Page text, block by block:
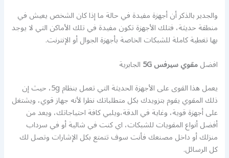
والجدير بالذكر أن أجهزة مفيدة في حالة ما إذا كان الشخص يعيش في
منطقة حديثة، فتلك الأجهزة تكون مفيدة في تلك الأماكن التي لا يوجد
بها تغطية كاملة للشبكات الخاصة بأجهزة الجوال أو الإنترنت.
افضلمقوي سيرفس 5G
الجابرية
يعمل هذا القوى على الأجهزة الحديثة التي تعمل بنظام 5g، حيث إن
ذلك المقوي يقوم بتزويدك بكل متطلباتك نظرا لأنه جهاز قوي، ويشتغل
على أجهزة قوية، وغاية في الدقة،ويلبي كافة احتياجاتك، ويعد من
أفضل أنواع المقويات للشبكات، اي كنت في شالية أو في سرداب
منزلك أو داخل مصنعك فأنت سوف تتمتع بكل الإشارات وتصل لك
كل الرسائل.